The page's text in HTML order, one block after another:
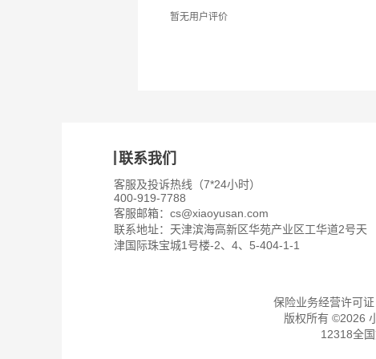
暂无用户评价
联系我们
客服及投诉热线（7*24小时）
400-919-7788
客服邮箱： cs@xiaoyusan.com
联系地址：天津滨海高新区华苑产业区工华道2号天
津国际珠宝城1号楼-2、4、5-404-1-1
保险业务经营许可
版权所有 ©2026
12318全